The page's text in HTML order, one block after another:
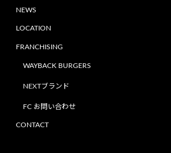
NEWS
LOCATION
FRANCHISING
WAYBACK BURGERS
NEXTブランド
FC お問い合わせ
CONTACT